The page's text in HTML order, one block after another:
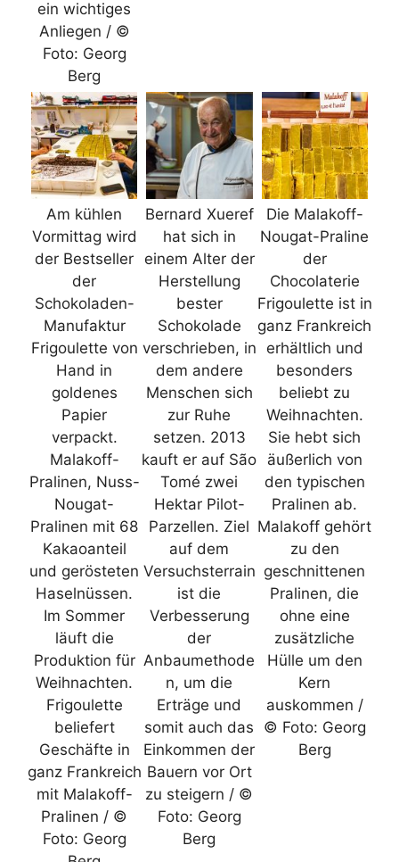
ein wichtiges
Anliegen / ©
Foto: Georg
Berg
Am kühlen
Vormittag wird
der Bestseller
der
Schokoladen-
Manufaktur
Frigoulette von
Hand in
goldenes
Papier
verpackt.
Malakoff-
Pralinen, Nuss-
Nougat-
Pralinen mit 68
Kakaoanteil
und gerösteten
Haselnüssen.
Im Sommer
läuft die
Produktion für
Weihnachten.
Frigoulette
beliefert
Geschäfte in
ganz Frankreich
mit Malakoff-
Pralinen / ©
Foto: Georg
Bernard Xueref
hat sich in
einem Alter der
Herstellung
bester
Schokolade
verschrieben, in
dem andere
Menschen sich
zur Ruhe
setzen. 2013
kauft er auf São
Tomé zwei
Hektar Pilot-
Parzellen. Ziel
auf dem
Versuchsterrain
ist die
Verbesserung
der
Anbaumethode
n, um die
Erträge und
somit auch das
Einkommen der
Bauern vor Ort
zu steigern / ©
Foto: Georg
Berg
Die Malakoff-
Nougat-Praline
der
Chocolaterie
Frigoulette ist in
ganz Frankreich
erhältlich und
besonders
beliebt zu
Weihnachten.
Sie hebt sich
äußerlich von
den typischen
Pralinen ab.
Malakoff gehört
zu den
geschnittenen
Pralinen, die
ohne eine
zusätzliche
Hülle um den
Kern
auskommen /
© Foto: Georg
Berg